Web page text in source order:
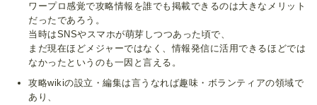
ワープロ感覚で攻略情報を誰でも掲載できるのは大きなメリット
だったであろう。
当時はSNSやスマホが萌芽しつつあった頃で、
まだ現在ほどメジャーではなく、情報発信に活用できるほどでは
なかったというのも一因と言える。
攻略wikiの設立・編集は言うなれば趣味・ボランティアの領域で
あり、